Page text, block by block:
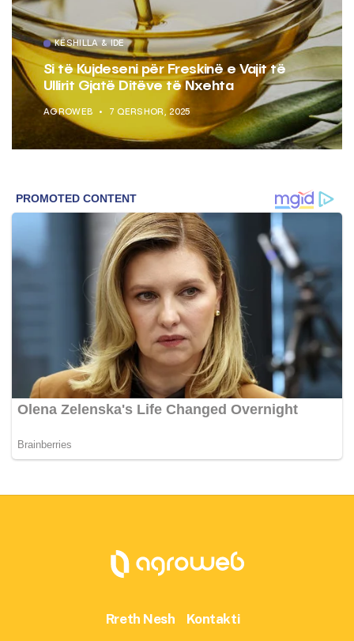
KËSHILLA & IDE
Si të Kujdeseni për Freskinë e Vajit të
Ullirit Gjatë Ditëve të Nxehta
AGROWEB 7 QERSHOR, 2025
Rreth Nesh Kontakti